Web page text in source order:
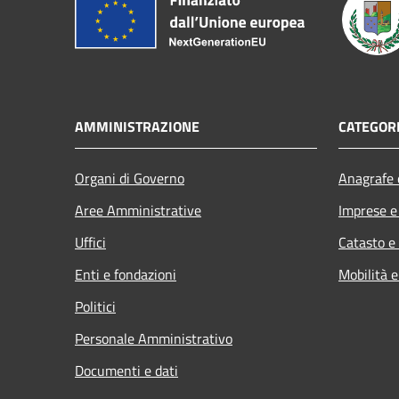
AMMINISTRAZIONE
Organi di Governo
Aree Amministrative
Uffici
Enti e fondazioni
Politici
Personale Amministrativo
Documenti e dati
Imprese
Catasto
Mobilità